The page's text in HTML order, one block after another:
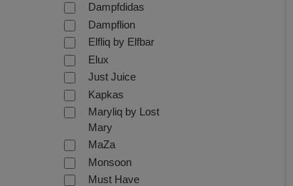
Dampfdidas
Dampflion
Elfliq by Elfbar
Elux
Just Juice
Kapkas
Maryliq by Lost
Mary
MaZa
Monsoon
Must Have